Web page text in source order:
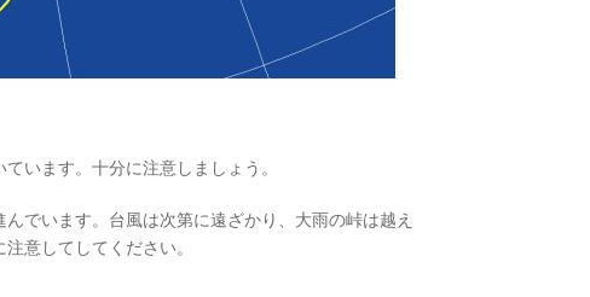
います。十分に注意しましょう。
でいます。台風は次第に遠ざかり、大雨の峠は越え
意してしてください。